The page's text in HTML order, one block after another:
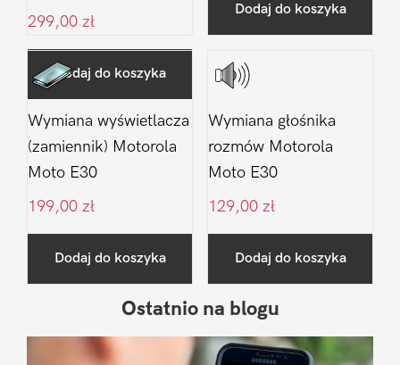
299,00 zł
Dodaj do koszyka
Dodaj do koszyka
Wymiana wyświetlacza
(zamiennik) Motorola
Moto E30
199,00 zł
Dodaj do koszyka
Wymiana głośnika
rozmów Motorola
Moto E30
129,00 zł
Dodaj do koszyka
Sidebar
Ostatnio na blogu